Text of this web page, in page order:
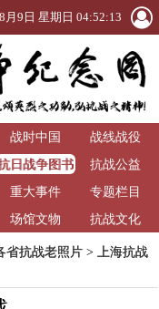
月9日 星期日 04:52:14
战时中国
战线战役
日战争图书
馆
抗战公益
重大事件
专题栏目
场馆文物 抗战文化
省抗战老照片>
上海抗战